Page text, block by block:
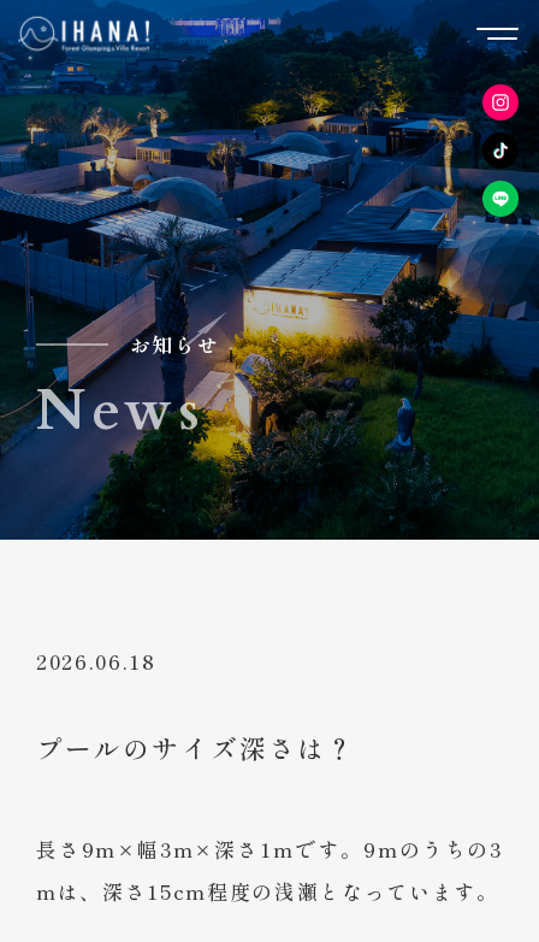
お知らせ
News
2026.06.18
プールのサイズ深さは？
長さ9m×幅3m×深さ1mです。9mのうちの3
mは、深さ15cm程度の浅瀬となっています。